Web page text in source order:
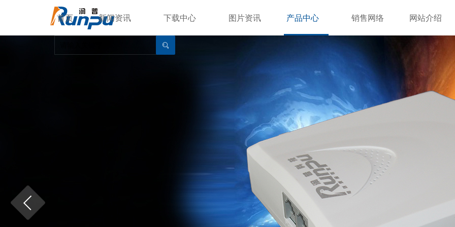
首页 新闻资讯 下载中心 图片资讯 产品中心 销售网络 网站介绍